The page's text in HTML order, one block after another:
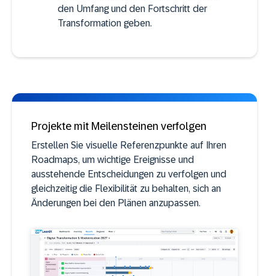
den Umfang und den Fortschritt der
Transformation geben.
Projekte mit Meilensteinen verfolgen
Erstellen Sie visuelle Referenzpunkte auf Ihren
Roadmaps, um wichtige Ereignisse und
ausstehende Entscheidungen zu verfolgen und
gleichzeitig die Flexibilität zu behalten, sich an
Änderungen bei den Plänen anzupassen.